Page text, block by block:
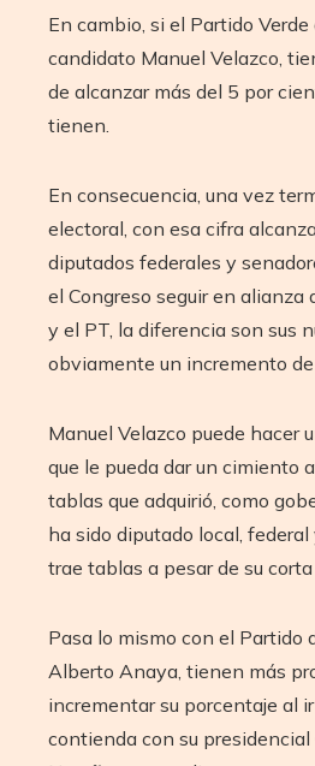
En cambio, si el Partido Verde
candidato Manuel Velazco,
de alcanzar más del 5 por
tienen.
En consecuencia, una vez
electoral, con esa cifra
diputados federales y
el Congreso seguir en
y el PT, la diferencia son sus
obviamente un incremento de
Manuel Velazco puede hacer
que le pueda dar un cimiento
tablas que adquirió, como
ha sido diputado local,
trae tablas a pesar de su corta
Pasa lo mismo con el Partido
Alberto Anaya, tienen más
incrementar su porcentaje al
contienda con su presidencial